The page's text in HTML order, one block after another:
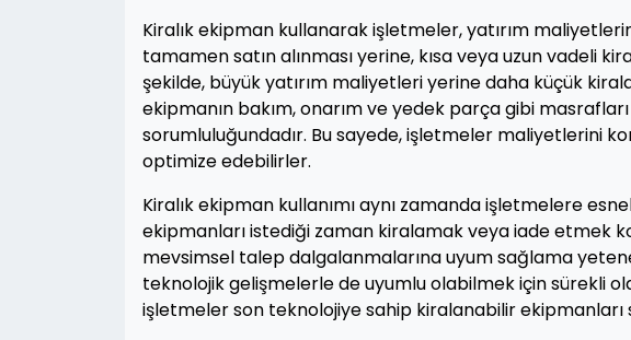
Kiralık ekipman kullanarak işletmeler, yatırım
tamamen satın alınması yerine, kısa veya uzun vadeli
şekilde, büyük yatırım maliyetleri yerine daha küçük
ekipmanın bakım, onarım ve yedek parça gibi
sorumluluğundadır. Bu sayede, işletmeler maliyetlerini
optimize edebilirler.
Kiralık ekipman kullanımı aynı zamanda işletmelere
ekipmanları istediği zaman kiralamak veya iade etmek
mevsimsel talep dalgalanmalarına uyum sağlama
teknolojik gelişmelerle de uyumlu olabilmek için sürekli
işletmeler son teknolojiye sahip kiralanabilir ekipmanları